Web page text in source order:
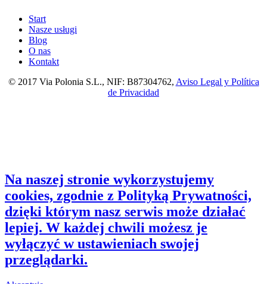
Start
Nasze usługi
Blog
O nas
Kontakt
© 2017 Via Polonia S.L., NIF: B87304762, Aviso Legal y Política
de Privacidad
Na naszej stronie wykorzystujemy
cookies, zgodnie z Polityką Prywatności,
dzięki którym nasz serwis może działać
lepiej. W każdej chwili możesz je
wyłączyć w ustawieniach swojej
przeglądarki.